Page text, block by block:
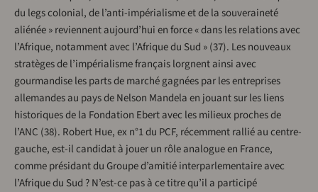
du legs colonial, de l’anti-impérialisme et de la souveraineté
aliénée » reviennent aujourd’hui en force « dans les relations avec
l’Afrique, notamment avec l’Afrique du Sud » (37). Les nouveaux
stratèges de l’impérialisme français lorgnent ainsi avec
gourmandise les parts de marché gagnées par les entreprises
allemandes au pays de Nelson Mandela en jouant sur les liens
historiques de la Fondation Ebert avec les milieux proches de
l’ANC (38). Robert Hue, ex n°1 du PCF, récemment rallié au centre-
gauche, est-il candidat à jouer un rôle analogue en France,
comme présidant du Groupe d’amitié interparlementaire avec
l’Afrique du Sud ? N’est-ce pas à ce titre qu’il a participé